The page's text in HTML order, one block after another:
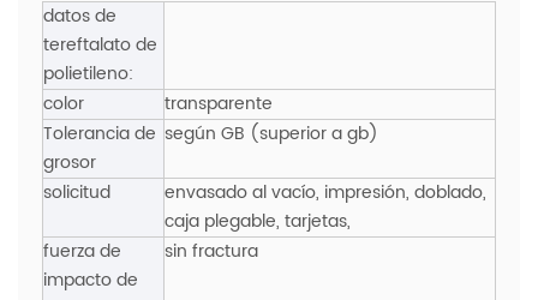
datos de
tereftalato de
polietileno:
color
transparente
Tolerancia de
grosor
según GB (superior a gb)
solicitud
envasado al vacío, impresión, doblado,
caja plegable, tarjetas,
fuerza de
impacto de
sin fractura